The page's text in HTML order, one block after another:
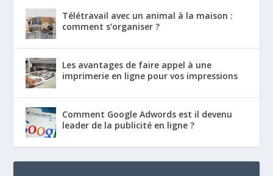
Télétravail avec un animal à la maison :
comment s’organiser ?
Les avantages de faire appel à une
imprimerie en ligne pour vos impressions
Comment Google Adwords est il devenu
leader de la publicité en ligne ?